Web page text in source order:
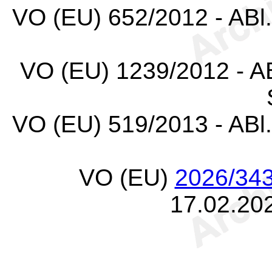
VO (EU) 652/2012 -
VO (EU) 1239/2012 -
VO (EU) 519/2013 -
VO (EU) 2026/